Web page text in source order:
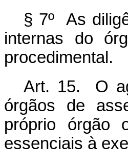
§ 7º As
internas do
procedimental.
Art. 15. O
órgãos de
próprio órgão
essenciais à